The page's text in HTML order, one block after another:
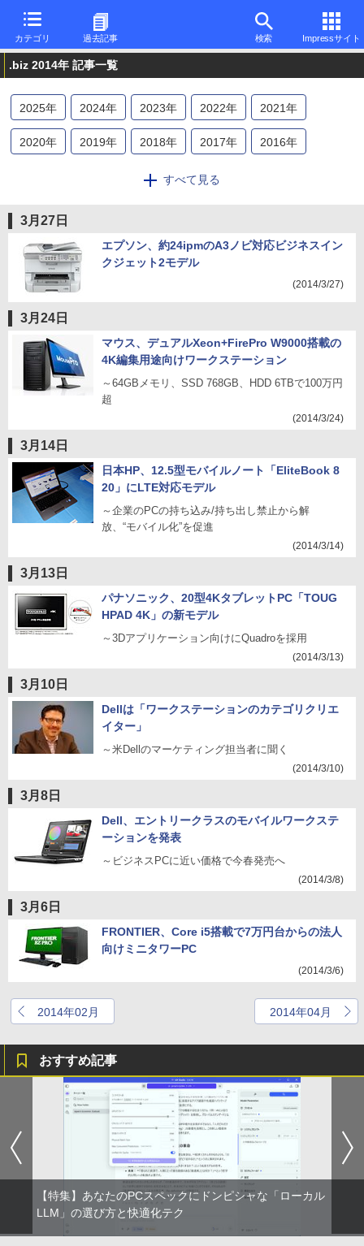
カテゴリ 過去記事 検索 Impressサイト
.biz 2014年 記事一覧
2025年 2024年 2023年 2022年 2021年
2020年 2019年 2018年 2017年 2016年
2013年
すべて見る
3月27日
エプソン、約24ipmのA3ノビ対応ビジネスイン
クジェット2モデル
(2014/3/27)
3月24日
マウス、デュアルXeon+FirePro W9000搭載の
4K編集用途向けワークステーション
～64GBメモリ、SSD 768GB、HDD 6TBで100万円
超
(2014/3/24)
3月14日
日本HP、12.5型モバイルノート「EliteBook 8
20」にLTE対応モデル
～企業のPCの持ち込み/持ち出し禁止から解
放、“モバイル化”を促進
(2014/3/14)
3月13日
パナソニック、20型4KタブレットPC「TOUG
HPAD 4K」の新モデル
～3Dアプリケーション向けにQuadroを採用
(2014/3/13)
3月10日
Dellは「ワークステーションのカテゴリクリエ
イター」
～米Dellのマーケティング担当者に聞く
(2014/3/10)
3月8日
Dell、エントリークラスのモバイルワークステ
ーションを発表
～ビジネスPCに近い価格で今春発売へ
(2014/3/8)
3月6日
FRONTIER、Core i5搭載で7万円台からの法人
向けミニタワーPC
(2014/3/6)
2014年02月 2014年04月
おすすめ記事
【特集】あなたのPCスペックにドンピシャな「ローカル
LLM」の選び方と快適化テク